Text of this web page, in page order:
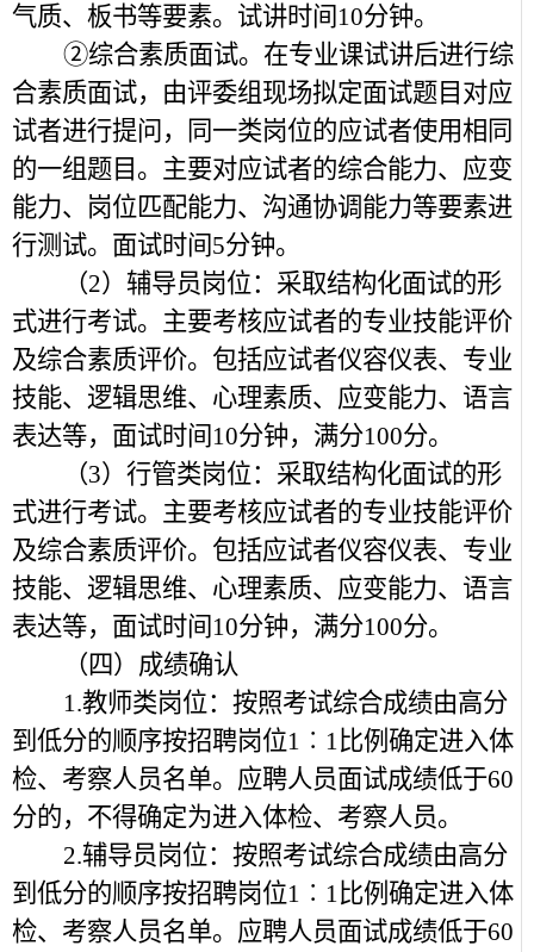
气质、板书等要素。试讲时间10分钟。
②综合素质面试。在专业课试讲后进行综
合素质面试，由评委组现场拟定面试题目对应
试者进行提问，同一类岗位的应试者使用相同
的一组题目。主要对应试者的综合能力、应变
能力、岗位匹配能力、沟通协调能力等要素进
行测试。面试时间5分钟。
（2）辅导员岗位：采取结构化面试的形
式进行考试。主要考核应试者的专业技能评价
及综合素质评价。包括应试者仪容仪表、专业
技能、逻辑思维、心理素质、应变能力、语言
表达等，面试时间10分钟，满分100分。
（3）行管类岗位：采取结构化面试的形
式进行考试。主要考核应试者的专业技能评价
及综合素质评价。包括应试者仪容仪表、专业
技能、逻辑思维、心理素质、应变能力、语言
表达等，面试时间10分钟，满分100分。
（四）成绩确认
1.教师类岗位：按照考试综合成绩由高分
到低分的顺序按招聘岗位1︰1比例确定进入体
检、考察人员名单。应聘人员面试成绩低于60
分的，不得确定为进入体检、考察人员。
2.辅导员岗位：按照考试综合成绩由高分
到低分的顺序按招聘岗位1︰1比例确定进入体
检、考察人员名单。应聘人员面试成绩低于60